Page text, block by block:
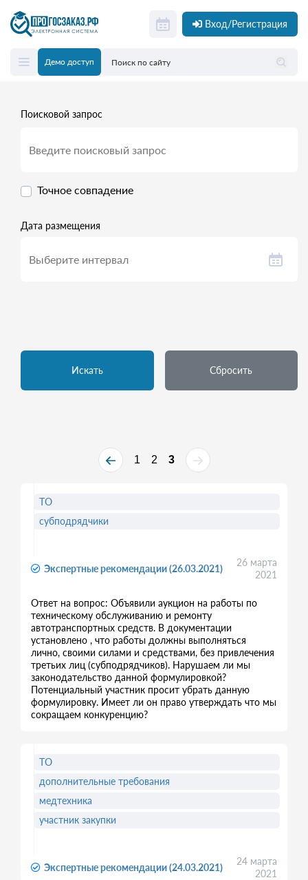
Вход/Регистрация
Демо доступ
Поисковой запрос
Точное совпадение
Дата размещения
Искать Сбросить
1 2 3
Экспертные рекомендации (26.03.2021)
26 марта
2021
Ответ на вопрос: Объявили аукцион на работы по
техническому обслуживанию и ремонту
автотранспортных средств. В документации
установлено , что работы должны выполняться
лично, своими силами и средствами, без привлечения
третьих лиц (субподрядчиков). Нарушаем ли мы
законодательство данной формулировкой?
Потенциальный участник просит убрать данную
формулировку. Имеет ли он право утверждать что мы
сокращаем конкуренцию?
ТО
субподрядчики
Экспертные рекомендации (24.03.2021)
24 марта
2021
ТО
дополнительные требования
медтехника
участник закупки